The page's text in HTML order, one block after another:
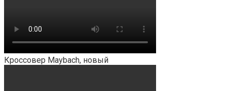
Кроссовер Maybach, новый